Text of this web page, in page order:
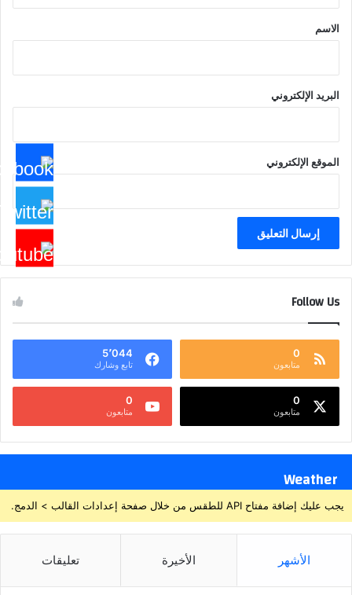
*
الاسم
البريد الإلكتروني
الموقع الإلكتروني
Follow Us
0
متابعون
5٬044
تابع وشارك
0
متابعون
0
متابعون
Weather
يجب عليك إضافة مفتاح API للطقس من خلال صفحة إعدادات القالب > الدمج.
الأشهر الأخيرة تعليقات